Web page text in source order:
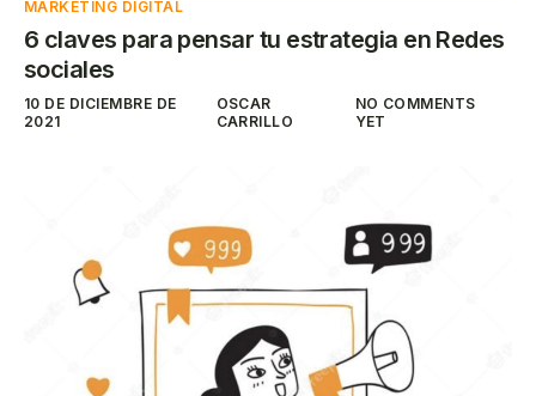
MARKETING DIGITAL
6 claves para pensar tu estrategia en Redes
sociales
10 DE DICIEMBRE DE
2021
OSCAR
CARRILLO
NO COMMENTS
YET